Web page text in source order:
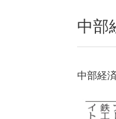
中部
中部経